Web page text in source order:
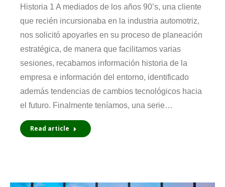
Historia 1 A mediados de los años 90’s, una cliente
que recién incursionaba en la industria automotriz,
nos solicitó apoyarles en su proceso de planeación
estratégica, de manera que facilitamos varias
sesiones, recabamos información historia de la
empresa e información del entorno, identificado
además tendencias de cambios tecnológicos hacia
el futuro. Finalmente teníamos, una serie…
Read article